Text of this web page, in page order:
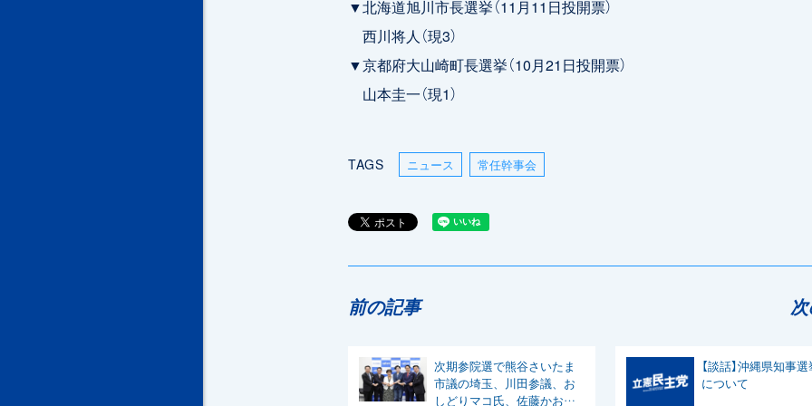
▼北海道旭川市長選挙（11月11日投開票）
西川将人（現3）
▼京都府大山崎町長選挙（10月21日投開票）
山本圭一（現1）
TAGS ニュース 常任幹事会
前の記事
次期参院選で熊谷さいたま
市議の埼玉、川田参議、お
しどりマコ氏、佐藤かおり
【談話】沖縄県知事
について